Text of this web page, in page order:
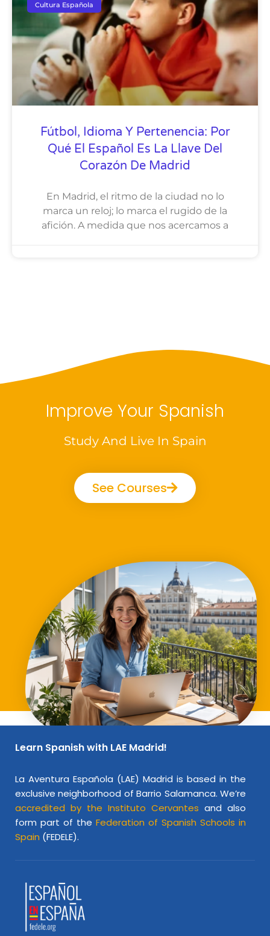
Cultura Española
Fútbol, Idioma Y Pertenencia: Por
Qué El Español Es La Llave Del
Corazón De Madrid
En Madrid, el ritmo de la ciudad no lo
marca un reloj; lo marca el rugido de la
afición. A medida que nos acercamos a
Improve Your Spanish
Study And Live In Spain
See Courses
Learn Spanish with LAE Madrid!
La Aventura Española (LAE) Madrid is based in the
exclusive neighborhood of Barrio Salamanca. We’re
accredited by the Instituto Cervantes and also
form part of the Federation of Spanish Schools in
Spain (FEDELE).